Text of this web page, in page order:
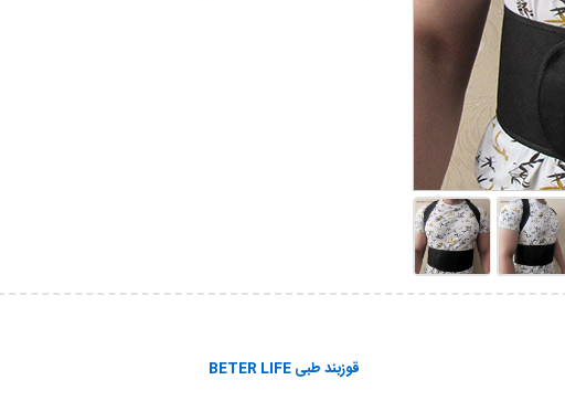
قوزبند طبی BETER LIFE